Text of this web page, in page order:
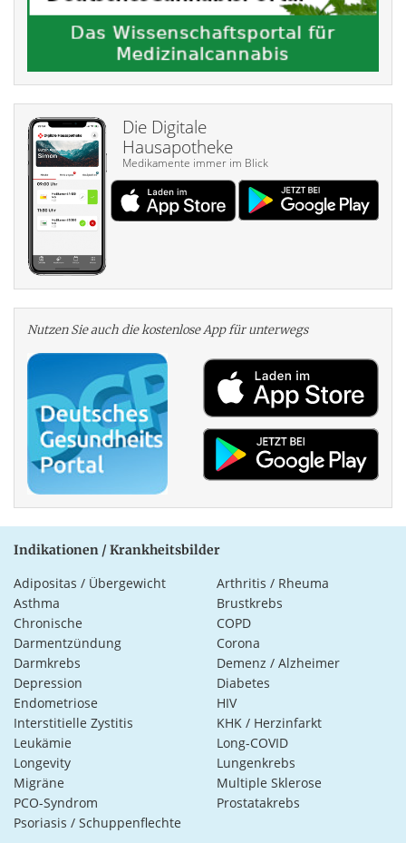
Die Digitale
Hausapotheke
Medikamente immer im Blick
Nutzen Sie auch die kosten­lose App für unterwegs
Indikationen / Krankheitsbilder
Adipositas / Übergewicht
Arthritis / Rheuma
Asthma
Brustkrebs
Chronische
Darmentzündung
COPD
Corona
Darmkrebs
Demenz / Alzheimer
Depression
Diabetes
Endometriose
HIV
Interstitielle Zystitis
KHK / Herzinfarkt
Leukämie
Long-COVID
Longevity
Lungenkrebs
Migräne
Multiple Sklerose
PCO-Syndrom
Prostatakrebs
Psoriasis / Schuppenflechte